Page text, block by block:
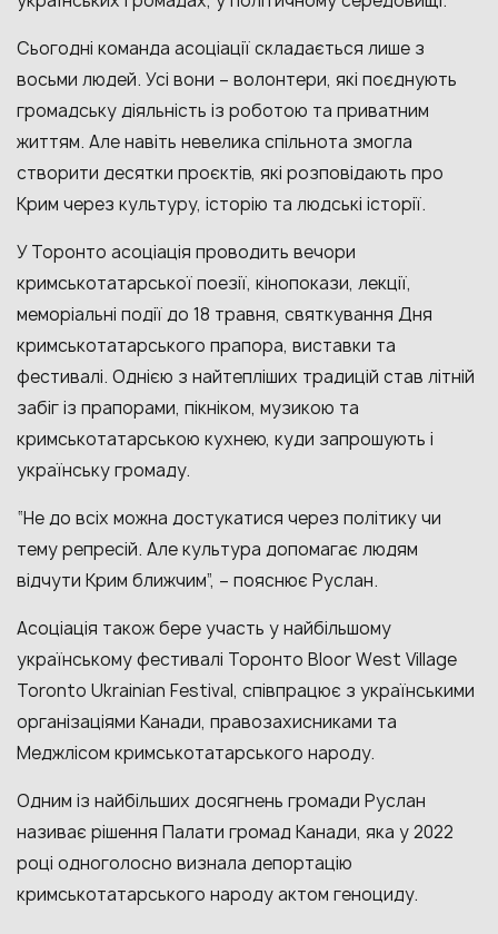
Сьогодні команда асоціації складається лише з
восьми людей. Усі вони – волонтери, які поєднують
громадську діяльність із роботою та приватним
життям. Але навіть невелика спільнота змогла
створити десятки проєктів, які розповідають про
Крим через культуру, історію та людські історії.
У Торонто асоціація проводить вечори
кримськотатарської поезії, кінопокази, лекції,
меморіальні події до 18 травня, святкування Дня
кримськотатарського прапора, виставки та
фестивалі. Однією з найтепліших традицій став літній
забіг із прапорами, пікніком, музикою та
кримськотатарською кухнею, куди запрошують і
українську громаду.
“Не до всіх можна достукатися через політику чи
тему репресій. Але культура допомагає людям
відчути Крим ближчим”, – пояснює Руслан.
Асоціація також бере участь у найбільшому
українському фестивалі Торонто Bloor West Village
Toronto Ukrainian Festival, співпрацює з українськими
організаціями Канади, правозахисниками та
Меджлісом кримськотатарського народу.
Одним із найбільших досягнень громади Руслан
називає рішення Палати громад Канади, яка у 2022
році одноголосно визнала депортацію
кримськотатарського народу актом геноциду.